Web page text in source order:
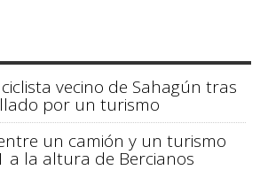
vecino de Sahagún tras
por un turismo
un camión y un turismo
a la altura de Bercianos